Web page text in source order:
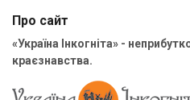
Про сайт
«Україна Інкогніта» -
краєзнавства.